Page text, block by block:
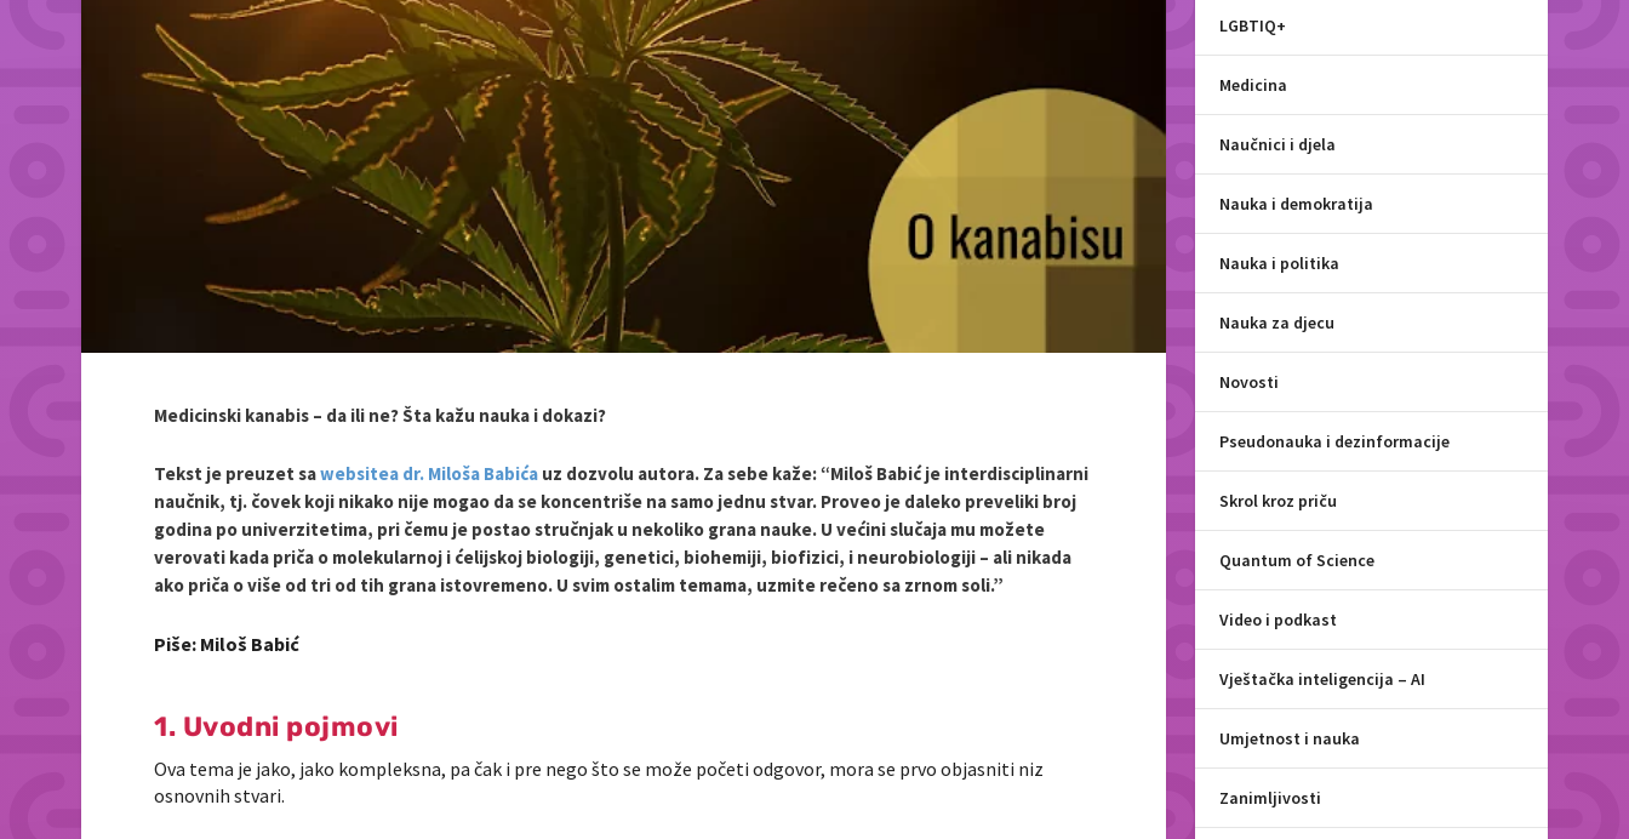
Medicinski kanabis – da ili ne? Šta kažu nauka i dokazi?
Tekst je preuzet sawebsitea dr. Miloša Babića uz dozvolu autora. Za sebe kaže: “Miloš Babić je interdisciplinarni
naučnik, tj. čovek koji nikako nije mogao da se koncentriše na samo jednu stvar. Proveo je daleko preveliki broj
godina po univerzitetima, pri čemu je postao stručnjak u nekoliko grana nauke. U većini slučaja mu možete
verovati kada priča o molekularnoj i ćelijskoj biologiji, genetici, biohemiji, biofizici, i neurobiologiji – ali nikada
ako priča o više od tri od tih grana istovremeno. U svim ostalim temama, uzmite rečeno sa zrnom soli.”
Piše: Miloš Babić
1. Uvodni pojmovi
Ova tema je jako, jako kompleksna, pa čak i pre nego što se može početi odgovor, mora se prvo objasniti niz
osnovnih stvari.
LGBTIQ+
Medicina
Naučnici i djela
Nauka i demokratija
Nauka i politika
Nauka za djecu
Novosti
Pseudonauka i dezinformacije
Skrol kroz priču
Quantum of Science
Video i podkast
Vještačka inteligencija – AI
Umjetnost i nauka
Zanimljivosti